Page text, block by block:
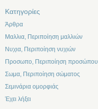
Kατηγορίες
Άρθρα
Μαλλια, Περιποίηση μαλλιών
Νυχια, Περιποίηση νυχιών
Προσωπο, Περιποίηση προσώπου
Σωμα, Περιποίηση σώματος
Σεμινάρια ομορφιάς
Έχει λήξει